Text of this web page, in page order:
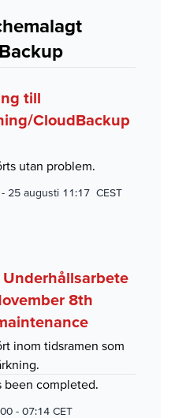
till
CloudBackup
utan problem.
- 25 augusti 11:17 CEST
8th
inom tidsramen som
been completed.
- 07:14 CET